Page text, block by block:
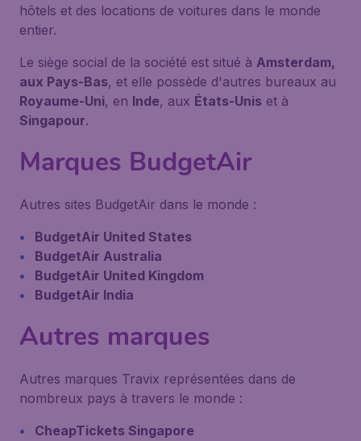
hôtels et des locations de voitures dans le monde
entier.
Le siège social de la société est situé à Amsterdam,
aux Pays-Bas, et elle possède d'autres bureaux au
Royaume-Uni, en Inde, aux États-Unis et à
Singapour.
Marques BudgetAir
Autres sites BudgetAir dans le monde :
BudgetAir United States
BudgetAir Australia
BudgetAir United Kingdom
BudgetAir India
Autres marques
Autres marques Travix représentées dans de
nombreux pays à travers le monde :
CheapTickets Singapore